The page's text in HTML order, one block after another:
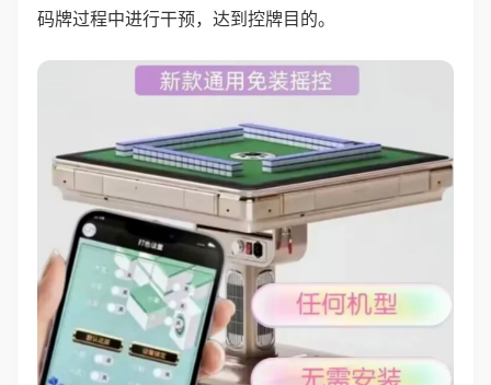
码牌过程中进行干预，达到控牌目的。